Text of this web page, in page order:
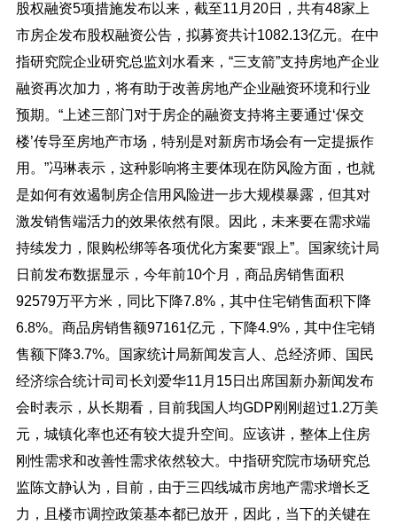
股权融资5项措施发布以来，截至11月20日，共有48家上
市房企发布股权融资公告，拟募资共计1082.13亿元。在中
指研究院企业研究总监刘水看来，“三支箭”支持房地产企业
融资再次加力，将有助于改善房地产企业融资环境和行业
预期。“上述三部门对于房企的融资支持将主要通过‘保交
楼’传导至房地产市场，特别是对新房市场会有一定提振作
用。”冯琳表示，这种影响将主要体现在防风险方面，也就
是如何有效遏制房企信用风险进一步大规模暴露，但其对
激发销售端活力的效果依然有限。因此，未来要在需求端
持续发力，限购松绑等各项优化方案要“跟上”。国家统计局
日前发布数据显示，今年前10个月，商品房销售面积
92579万平方米，同比下降7.8%，其中住宅销售面积下降
6.8%。商品房销售额97161亿元，下降4.9%，其中住宅销
售额下降3.7%。国家统计局新闻发言人、总经济师、国民
经济综合统计司司长刘爱华11月15日出席国新办新闻发布
会时表示，从长期看，目前我国人均GDP刚刚超过1.2万美
元，城镇化率也还有较大提升空间。应该讲，整体上住房
刚性需求和改善性需求依然较大。中指研究院市场研究总
监陈文静认为，目前，由于三四线城市房地产需求增长乏
力，且楼市调控政策基本都已放开，因此，当下的关键在